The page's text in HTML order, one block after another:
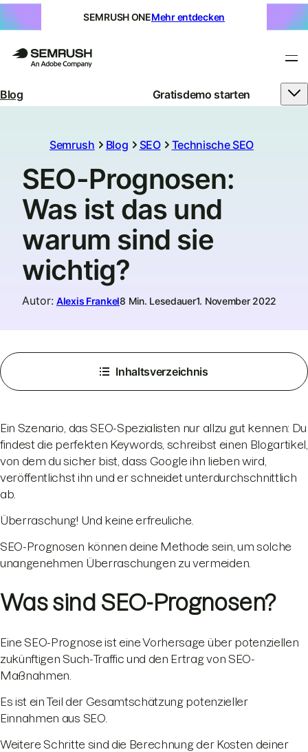
SEMRUSH ONEMehr entdecken
Blog Gratisdemo starten
Semrush Blog SEO Technische SEO
SEO-Prognosen:
Was ist das und
warum sind sie
wichtig?
Autor: Alexis Frankel8 Min. Lesedauer1. November 2022
Inhaltsverzeichnis
Ein Szenario, das SEO-Spezialisten nur allzu gut kennen: Du
findest die perfekten Keywords, schreibst einen Blogartikel,
von dem du sicher bist, dass Google ihn lieben wird,
veröffentlichst ihn und er schneidet unterdurchschnittlich
ab.
Überraschung! Und keine erfreuliche.
SEO-Prognosen können deine Methode sein, um solche
unangenehmen Überraschungen zu vermeiden.
Was sind SEO-Prognosen?
Eine SEO-Prognose ist eine Vorhersage über potenziellen
zukünftigen Such-Traffic und den Ertrag von SEO-
Maßnahmen.
Es ist ein Teil der Gesamtschätzung potenzieller
Einnahmen aus SEO.
Weitere Schritte sind die Berechnung der Kosten deiner